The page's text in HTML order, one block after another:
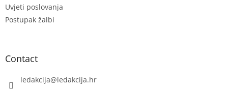
Uvjeti poslovanja
Postupak žalbi
Contact
ledakcija@ledakcija.hr